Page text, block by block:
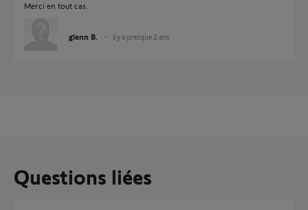
Merci en tout cas.
glenn B. il y a presque 2 ans
Questions liées